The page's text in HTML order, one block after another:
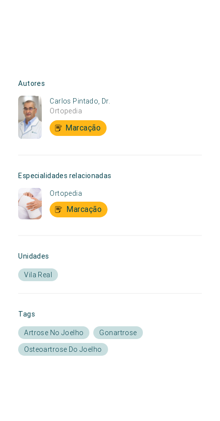
Autores
Carlos Pintado, Dr.
Ortopedia
Marcação
Especialidades relacionadas
Ortopedia
Marcação
Unidades
Vila Real
Tags
Artrose No Joelho
Gonartrose
Osteoartrose Do Joelho